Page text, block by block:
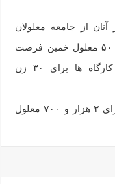
داد: سه کارآفرین که ۲ نفر آنان از جامعه معلولان
هستند با راه اندازی کارگاه های تولیدی برای ۵۰ معلول خمین فرصت
اشتغال فراهم کردند ضمن اینکه در این کارگاه ها برای ۳۰ زن
شهرستان خمین با ۱۰۵ هزار نفر جمعیت دارای ۲ هزار و ۷۰۰ معلول